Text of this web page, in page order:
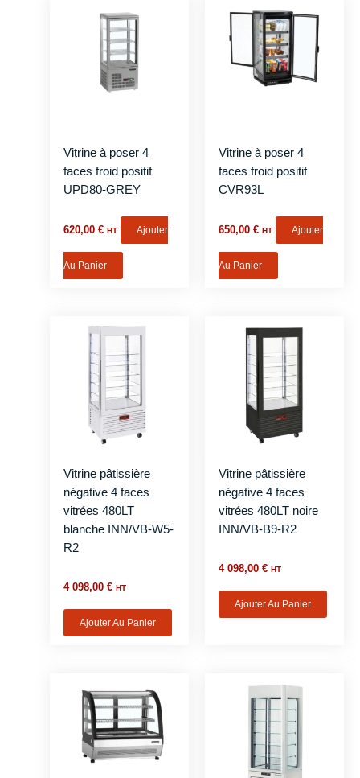
Vitrine à poser 4
faces froid positif
UPD80-GREY
620,00 € HT Ajouter
Au Panier
Vitrine à poser 4
faces froid positif
CVR93L
650,00 € HT Ajouter
Au Panier
Vitrine pâtissière
négative 4 faces
vitrées 480LT
blanche INN/VB-W5-
R2
4 098,00 € HT
Ajouter Au Panier
Vitrine pâtissière
négative 4 faces
vitrées 480LT noire
INN/VB-B9-R2
4 098,00 € HT
Ajouter Au Panier